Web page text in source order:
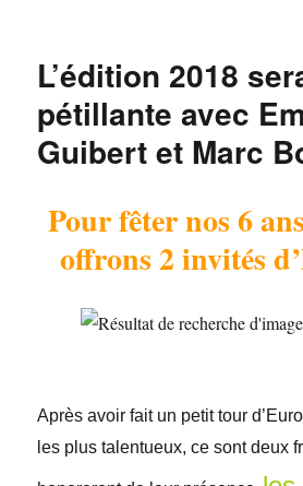
L’édition 2018
pétillante avec
Guibert et Marc
Pour fêter nos 6
offrons 2 invités
Après avoir fait un petit tour
les plus talentueux, ce sont deux